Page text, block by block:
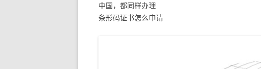
中国，都同样办理
条形码证书怎么申请